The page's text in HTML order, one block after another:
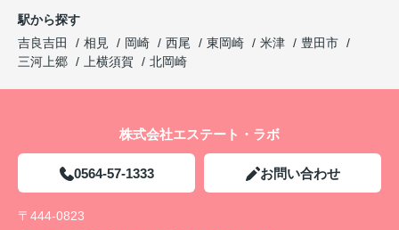
駅から探す
吉良吉田
相見 岡崎 西尾 東岡崎 米津
豊田市
三河上郷
上横須賀 北岡崎
株式会社エステート・ラボ
0564-57-1333 お問い合わせ
〒444-0823